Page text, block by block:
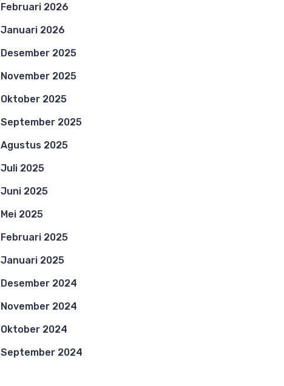
Februari 2026
Januari 2026
Desember 2025
November 2025
Oktober 2025
September 2025
Agustus 2025
Juli 2025
Juni 2025
Mei 2025
Februari 2025
Januari 2025
Desember 2024
November 2024
Oktober 2024
September 2024